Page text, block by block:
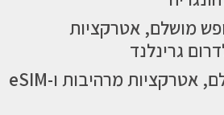
מושלם, אטרקציות
אוטילה: נופש מושלם, אטרקציות מרהיבות ו-eSIM